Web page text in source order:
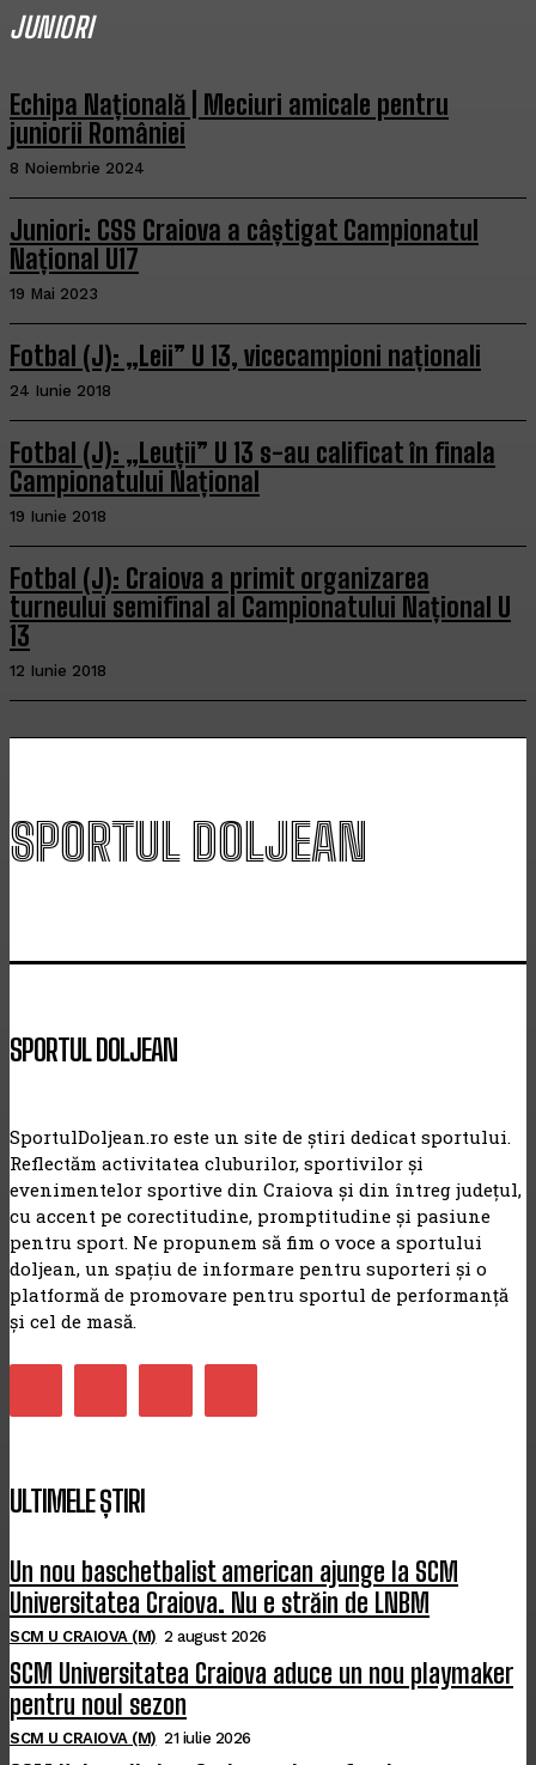
JUNIORI
Echipa Națională | Meciuri amicale pentru
juniorii României
8 Noiembrie 2024
Juniori: CSS Craiova a câștigat Campionatul
Național U17
19 Mai 2023
Fotbal (J): „Leii” U 13, vicecampioni naționali
24 Iunie 2018
Fotbal (J): „Leuții” U 13 s-au calificat în finala
Campionatului Național
19 Iunie 2018
Fotbal (J): Craiova a primit organizarea
turneului semifinal al Campionatului Național U
13
12 Iunie 2018
SPORTUL DOLJEAN
SPORTUL DOLJEAN
SportulDoljean.ro este un site de știri dedicat sportului.
Reflectăm activitatea cluburilor, sportivilor și
evenimentelor sportive din Craiova și din întreg județul,
cu accent pe corectitudine, promptitudine și pasiune
pentru sport. Ne propunem să fim o voce a sportului
doljean, un spațiu de informare pentru suporteri și o
platformă de promovare pentru sportul de performanță
și cel de masă.
ULTIMELE ȘTIRI
Un nou baschetbalist american ajunge la SCM
Universitatea Craiova. Nu e străin de LNBM
SCM U CRAIOVA (M) 2 august 2026
SCM Universitatea Craiova aduce un nou playmaker
pentru noul sezon
SCM U CRAIOVA (M) 21 iulie 2026